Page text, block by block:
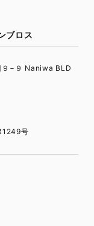
ブロス
９−９ Naniwa BLD
号